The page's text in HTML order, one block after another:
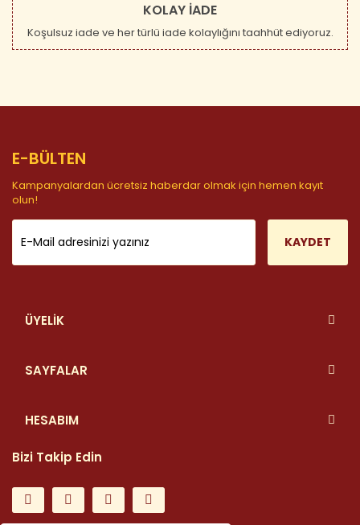
KOLAY İADE
Koşulsuz iade ve her türlü iade kolaylığını taahhüt ediyoruz.
E-BÜLTEN
Kampanyalardan ücretsiz haberdar olmak için hemen kayıt
olun!
KAYDET
ÜYELİK
SAYFALAR
HESABIM
Bizi Takip Edin